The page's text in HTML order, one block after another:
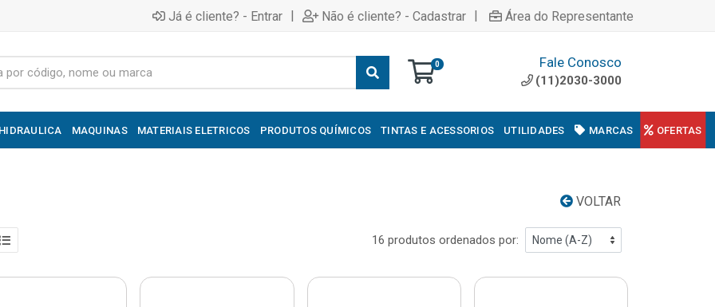
Já é cliente? - Entrar | Não é cliente? - Cadastrar | Área do Representante
0 Fale Conosco
(11)2030-3000
MAQUINAS MATERIAIS ELETRICOS PRODUTOS QUÍMICOS TINTAS E ACESSORIOS UTILIDADES MARCAS OFERTAS
VOLTAR
16 produtos ordenados por: